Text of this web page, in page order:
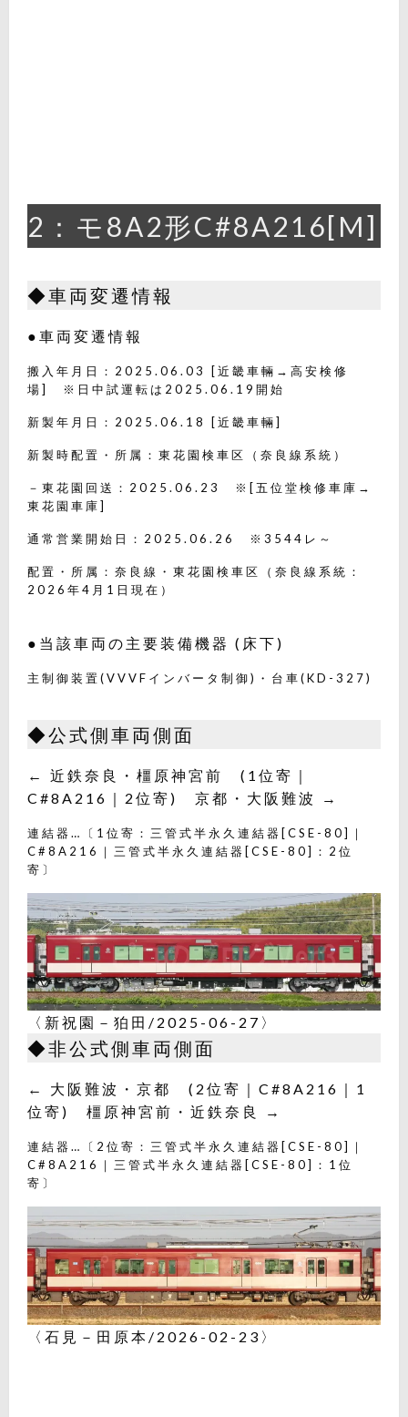
2：モ8A2形C#8A216[M]
◆車両変遷情報
●車両変遷情報
搬入年月日：2025.06.03 [近畿車輛→高安検修
場] ※日中試運転は2025.06.19開始
新製年月日：2025.06.18 [近畿車輛]
新製時配置・所属：東花園検車区（奈良線系統）
－東花園回送：2025.06.23 ※[五位堂検修車庫→
東花園車庫]
通常営業開始日：2025.06.26 ※3544レ～
配置・所属：奈良線・東花園検車区（奈良線系統：
2026年4月1日現在）
●当該車両の主要装備機器 (床下)
主制御装置(VVVFインバータ制御)・台車(KD-327)
◆公式側車両側面
← 近鉄奈良・橿原神宮前 (1位寄｜
C#8A216｜2位寄) 京都・大阪難波 →
連結器…〔1位寄：三管式半永久連結器[CSE-80]｜
C#8A216｜三管式半永久連結器[CSE-80]：2位
寄〕
〈新祝園－狛田/2025-06-27〉
◆非公式側車両側面
← 大阪難波・京都 (2位寄｜C#8A216｜1
位寄) 橿原神宮前・近鉄奈良 →
連結器…〔2位寄：三管式半永久連結器[CSE-80]｜
C#8A216｜三管式半永久連結器[CSE-80]：1位
寄〕
〈石見－田原本/2026-02-23〉